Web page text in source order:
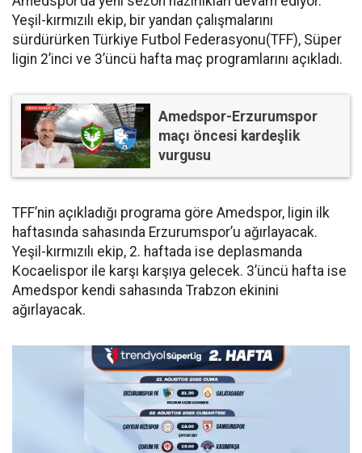
Yeşil-kırmızılı ekip, bir yandan çalışmalarını
sürdürürken Türkiye Futbol Federasyonu(TFF), Süper
ligin 2’inci ve 3’üncü hafta maç programlarını açıkladı.
Amedspor-Erzurumspor
maçı öncesi kardeşlik
vurgusu
TFF’nin açıkladığı programa göre Amedspor, ligin ilk
haftasında sahasında Erzurumspor’u ağırlayacak.
Yeşil-kırmızılı ekip, 2. haftada ise deplasmanda
Kocaelispor ile karşı karşıya gelecek. 3’üncü hafta ise
Amedspor kendi sahasında Trabzon ekinini
ağırlayacak.